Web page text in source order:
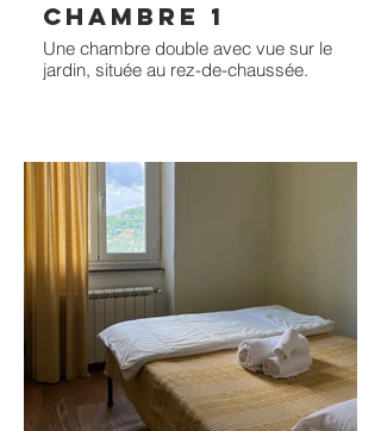
CHAMBRE 1
Une chambre double avec vue sur le
jardin, située au rez-de-chaussée.